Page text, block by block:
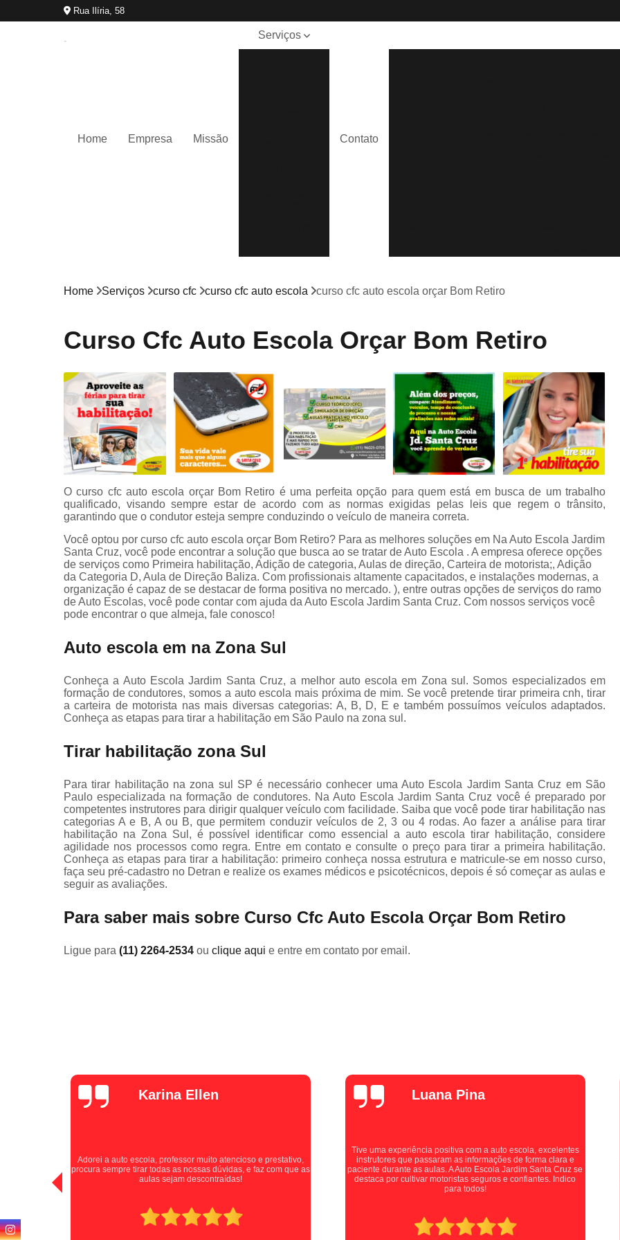
Rua Ilíria, 58
Home Empresa Missão
Serviços
especializados
de transporte
Mudar
categoria
Primeira
habilitação
Primeiras
habilitações
cnh
Renovação
Simulador de
direção
Contato
Aula de Direção Auto Escola
Aula de Direção Defensiva
Aula de Direção para Iniciantes
Auto Escola para Aprender Dirigir
Auto
Auto Escola para Estrangeiros
Auto Escola para Habilitados
Auto
Auto Escola para Iniciantes
Auto Escola para Reciclagem
Carteira de Motorista B
Carteira de Motorista de
Carteira de Motorista Deficiente
Cnh Categoria a
Cnh Categoria B
Aula de
Curso de Reciclagem Suspensão
Fazer Reciclagem da Cnh
Fazer
Reciclagem Preventiva Cnh
Cfc
Curso Cfc para Habilitação
Mudar a Categoria da Carta de
Mudar a Categoria da Habilitação
Mudar Categoria de B para D
Mudar
Primeira Habilitação a
Primeira
Primeira Habilitação de Moto
Home Serviços curso cfc curso cfc auto escola curso cfc auto escola orçar Bom Retiro
Curso Cfc Auto Escola Orçar Bom Retiro
O curso cfc auto escola orçar Bom Retiro é uma perfeita opção para quem está em busca de um trabalho
qualificado, visando sempre estar de acordo com as normas exigidas pelas leis que regem o trânsito,
garantindo que o condutor esteja sempre conduzindo o veículo de maneira correta.
Você optou por curso cfc auto escola orçar Bom Retiro? Para as melhores soluções em Na Auto Escola Jardim
Santa Cruz, você pode encontrar a solução que busca ao se tratar de Auto Escola . A empresa oferece opções
de serviços como Primeira habilitação, Adição de categoria, Aulas de direção, Carteira de motorista;, Adição
da Categoria D, Aula de Direção Baliza. Com profissionais altamente capacitados, e instalações modernas, a
organização é capaz de se destacar de forma positiva no mercado. ), entre outras opções de serviços do ramo
de Auto Escolas, você pode contar com ajuda da Auto Escola Jardim Santa Cruz. Com nossos serviços você
pode encontrar o que almeja, fale conosco!
Auto escola em na Zona Sul
Conheça a Auto Escola Jardim Santa Cruz, a melhor auto escola em Zona sul. Somos especializados em
formação de condutores, somos a auto escola mais próxima de mim. Se você pretende tirar primeira cnh, tirar
a carteira de motorista nas mais diversas categorias: A, B, D, E e também possuímos veículos adaptados.
Conheça as etapas para tirar a habilitação em São Paulo na zona sul.
Tirar habilitação zona Sul
Para tirar habilitação na zona sul SP é necessário conhecer uma Auto Escola Jardim Santa Cruz em São
Paulo especializada na formação de condutores. Na Auto Escola Jardim Santa Cruz você é preparado por
competentes instrutores para dirigir qualquer veículo com facilidade. Saiba que você pode tirar habilitação nas
categorias A e B, A ou B, que permitem conduzir veículos de 2, 3 ou 4 rodas. Ao fazer a análise para tirar
habilitação na Zona Sul, é possível identificar como essencial a auto escola tirar habilitação, considere
agilidade nos processos como regra. Entre em contato e consulte o preço para tirar a primeira habilitação.
Conheça as etapas para tirar a habilitação: primeiro conheça nossa estrutura e matricule-se em nosso curso,
faça seu pré-cadastro no Detran e realize os exames médicos e psicotécnicos, depois é só começar as aulas e
seguir as avaliações.
Para saber mais sobre Curso Cfc Auto Escola Orçar Bom Retiro
Ligue para (11) 2264-2534 ou clique aqui e entre em contato por email.
Luana Pina
instrutores que passaram as informações de forma clara e
paciente durante as aulas. A Auto Escola Jardim Santa Cruz se
destaca por cultivar motoristas seguros e confiantes. Indico
alexZ7000
Auto escola muito boa, fiz minhas aulas práticas com a
Professora Kellen, e ela é uma pessoa maravilhosa, me instruía
com extrema paciência e cobrava quando necessário,
recomendo muito para quem está procurando tirar sua carta!